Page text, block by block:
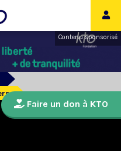
Contenu sponsorisé
Faire un don à KTO